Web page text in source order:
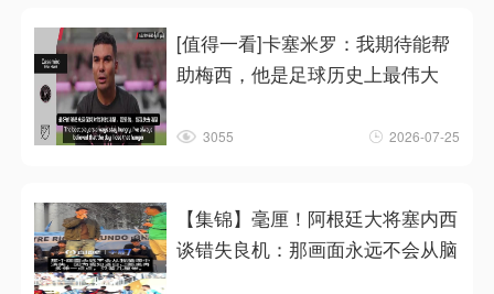
[值得一看]卡塞米罗：我期待能帮
助梅西，他是足球历史上最伟大
3055 2026-07-25
【集锦】毫厘！阿根廷大将塞内西
谈错失良机：那画面永远不会从脑